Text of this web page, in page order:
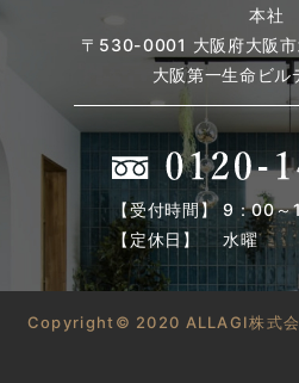
本社
〒530-0001 大阪府大阪
大阪第一生命ビル
【受付時間】 9：00
【定休日】 水曜
Copyright© 2020 ALLAGI株式